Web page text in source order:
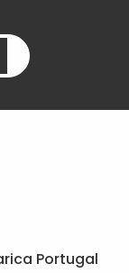
Portugal